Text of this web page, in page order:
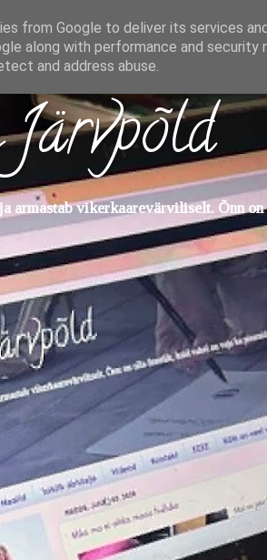
armastab vikerkaarevärviliselt. Õnn
from Google to deliver its services
along with performance and
and address abuse.